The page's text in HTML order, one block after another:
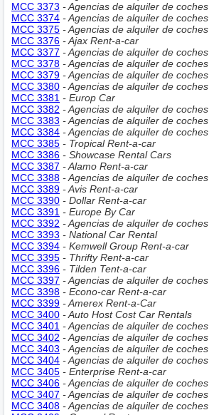
MCC 3373 - Agencias de alquiler de coches
MCC 3374 - Agencias de alquiler de coches
MCC 3375 - Agencias de alquiler de coches
MCC 3376 - Ajax Rent-a-car
MCC 3377 - Agencias de alquiler de coches
MCC 3378 - Agencias de alquiler de coches
MCC 3379 - Agencias de alquiler de coches
MCC 3380 - Agencias de alquiler de coches
MCC 3381 - Europ Car
MCC 3382 - Agencias de alquiler de coches
MCC 3383 - Agencias de alquiler de coches
MCC 3384 - Agencias de alquiler de coches
MCC 3385 - Tropical Rent-a-car
MCC 3386 - Showcase Rental Cars
MCC 3387 - Alamo Rent-a-car
MCC 3388 - Agencias de alquiler de coches
MCC 3389 - Avis Rent-a-car
MCC 3390 - Dollar Rent-a-car
MCC 3391 - Europe By Car
MCC 3392 - Agencias de alquiler de coches
MCC 3393 - National Car Rental
MCC 3394 - Kemwell Group Rent-a-car
MCC 3395 - Thrifty Rent-a-car
MCC 3396 - Tilden Tent-a-car
MCC 3397 - Agencias de alquiler de coches
MCC 3398 - Econo-car Rent-a-car
MCC 3399 - Amerex Rent-a-Car
MCC 3400 - Auto Host Cost Car Rentals
MCC 3401 - Agencias de alquiler de coches
MCC 3402 - Agencias de alquiler de coches
MCC 3403 - Agencias de alquiler de coches
MCC 3404 - Agencias de alquiler de coches
MCC 3405 - Enterprise Rent-a-car
MCC 3406 - Agencias de alquiler de coches
MCC 3407 - Agencias de alquiler de coches
MCC 3408 - Agencias de alquiler de coches